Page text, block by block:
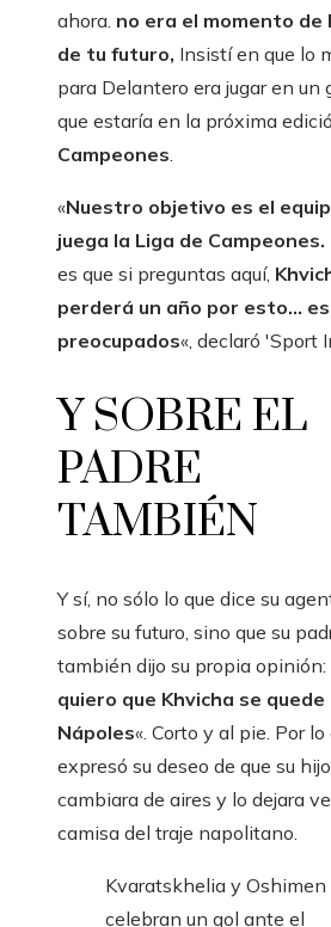
ahora. no era el momento de
de tu futuro, Insistí en que lo
para Delantero era jugar en un
que estaría en la próxima
Campeones
«Nuestro objetivo es el
juega la Liga de Campeones.
es que si preguntas aquí,
perderá un año por esto…
preocupados«, declaró 'Sport
Y SOBRE EL
PADRE
TAMBIÉN
Y sí, no sólo lo que dice su
sobre su futuro, sino que su
también dijo su propia opinión:
quiero que Khvicha se quede
Nápoles«. Corto y al pie. Por lo
expresó su deseo de que su hijo
cambiara de aires y lo dejara
camisa del traje napolitano.
Kvaratskhelia y Oshimen
celebran un gol ante el